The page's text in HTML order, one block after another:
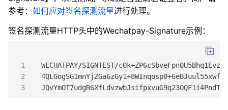
参考： 如何应对签名探测流量进行处理。
签名探测流量HTTP头中的Wechatpay-Signature示例：
1
WECHATPAY/SIGNTEST/
2
3